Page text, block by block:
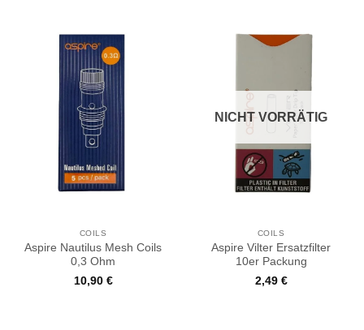
COILS
Aspire Nautilus Mesh Coils
0,3 Ohm
10,90 €
NICHT VORRÄTIG
COILS
Aspire Vilter Ersatzfilter
10er Packung
2,49 €